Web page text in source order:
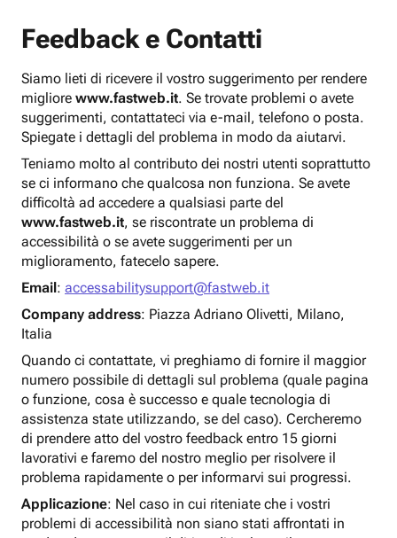
Feedback e Contatti
Siamo lieti di ricevere il vostro suggerimento per rendere
migliore www.fastweb.it. Se trovate problemi o avete
suggerimenti, contattateci via e-mail, telefono o posta.
Spiegate i dettagli del problema in modo da aiutarvi.
Teniamo molto al contributo dei nostri utenti soprattutto
se ci informano che qualcosa non funziona. Se avete
difficoltà ad accedere a qualsiasi parte del
www.fastweb.it, se riscontrate un problema di
accessibilità o se avete suggerimenti per un
miglioramento, fatecelo sapere.
Email: accessabilitysupport@fastweb.it
Company address: Piazza Adriano Olivetti, Milano,
Italia
Quando ci contattate, vi preghiamo di fornire il maggior
numero possibile di dettagli sul problema (quale pagina
o funzione, cosa è successo e quale tecnologia di
assistenza state utilizzando, se del caso). Cercheremo
di prendere atto del vostro feedback entro 15 giorni
lavorativi e faremo del nostro meglio per risolvere il
problema rapidamente o per informarvi sui progressi.
Applicazione: Nel caso in cui riteniate che i vostri
problemi di accessibilità non siano stati affrontati in